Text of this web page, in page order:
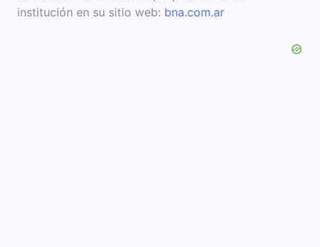
institución en su sitio web: bna.com.ar